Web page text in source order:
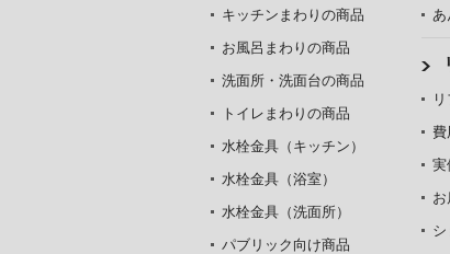
キッチンまわりの商品
お風呂まわりの商品
洗面所・洗面台の商品
トイレまわりの商品
水栓金具（キッチン）
水栓金具（浴室）
水栓金具（洗面所）
パブリック向け商品
あ
費
実
お
シ